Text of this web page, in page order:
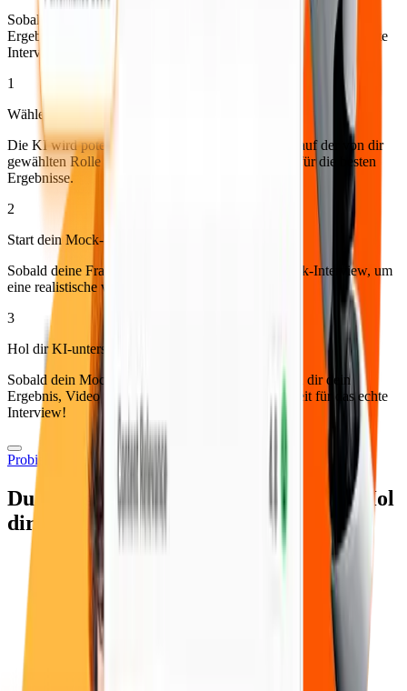
Sobald dein Mock-Interview abgeschlossen ist, sieh dir dein
Ergebnis, Video und Feedback an. Jetzt bist du bereit für das echte
Interview!
1
Wählen Sie eine Rolle oder Job-Details
Die KI wird potenzielle Interviewfragen basierend auf der von dir
gewählten Rolle generieren. Wähle deine Zielrolle für die besten
Ergebnisse.
2
Start dein Mock-Interview
Sobald deine Fragen generiert sind, starte dein Mock-Interview, um
eine realistische video-basierte Sitzung zu erleben.
3
Hol dir KI-unterstütztes Feedback
Sobald dein Mock-Interview abgeschlossen ist, sieh dir dein
Ergebnis, Video und Feedback an. Jetzt bist du bereit für das echte
Interview!
Probiere Es Jetzt
Du hast gesprochen. KI hat zugehört. Hol
dir dein Feedback.